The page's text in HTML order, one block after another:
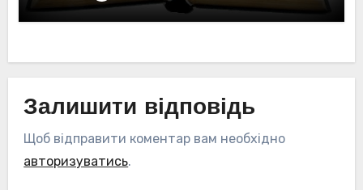
Залишити відповідь
Щоб відправити коментар вам необхідно
авторизуватись.